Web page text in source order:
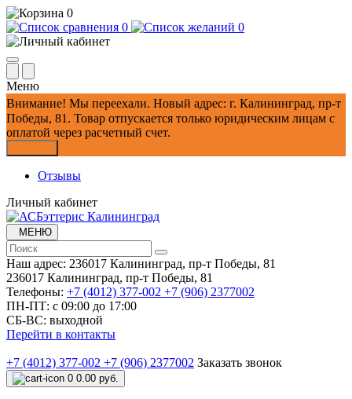
0
0
0
Меню
Внимание! Мы переехали. Новый адрес: г. Калининград, пр-т
Победы, 81. Товар отпускается только юридическим лицам с
оплатой через расчетный счет.
Отзывы
Личный кабинет
МЕНЮ
Наш адрес: 236017 Калининград,​ пр-т Победы, 81
236017 Калининград,​ пр-т Победы, 81
Телефоны: +7 (4012) 377-002 +7 (906) 2377002
ПН-ПТ: с 09:00 до 17:00
СБ-ВС: выходной
Перейти в контакты
+7 (4012) 377-002 +7 (906) 2377002 Заказать звонок
0 0.00 руб.